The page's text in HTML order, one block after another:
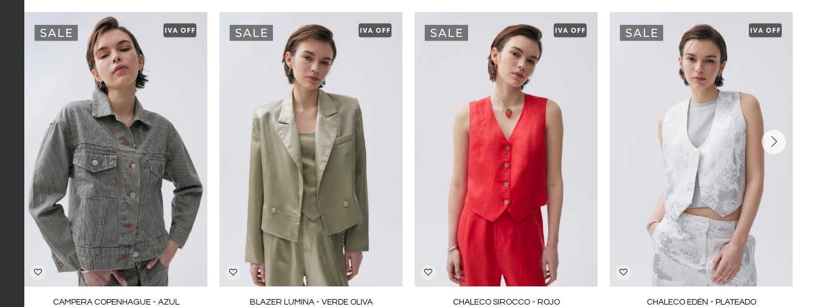
CAMPERA COPENHAGUE - AZUL BLAZER LUMINA - VERDE OLIVA CHALECO SIROCCO - ROJO CHALECO EDÉN - PLATEADO